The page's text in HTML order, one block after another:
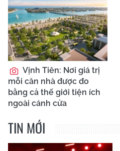
Vịnh Tiên: Nơi giá trị
mỗi căn nhà được đo
bằng cả thế giới tiện ích
ngoài cánh cửa
TIN MỚI